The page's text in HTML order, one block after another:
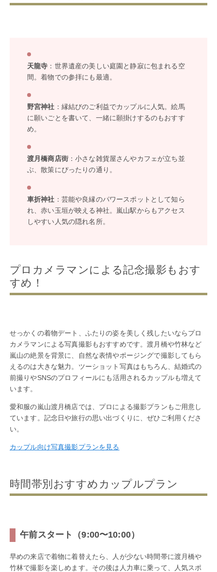
天龍寺 ：世界遺産の美しい庭園と静寂に包まれる空
間。着物での参拝にも最適。
野宮神社 ：縁結びのご利益でカップルに人気。絵馬
に願いごとを書いて、一緒に願掛けするのもおすす
め。
渡月橋商店街：小さな雑貨屋さんやカフェが立ち並
ぶ、散策にぴったりの通り。
車折神社 ：芸能や良縁のパワースポットとして知ら
れ、赤い玉垣が映える神社。嵐山駅からもアクセス
しやすい人気の隠れ名所。
プロカメラマンによる記念撮影もおす
すめ！
せっかくの着物デート、ふたりの姿を美しく残したいならプロ
カメラマンによる写真撮影もおすすめです。渡月橋や竹林など
嵐山の絶景を背景に、自然な表情やポージングで撮影してもら
えるのは大きな魅力。ツーショット写真はもちろん、結婚式の
前撮りやSNSのプロフィールにも活用されるカップルも増えて
います。
愛和服の嵐山渡月橋店では、プロによる撮影プランもご用意し
ています。記念日や旅行の思い出づくりに、ぜひご利用くださ
い。
カップル向け写真撮影プランを見る
時間帯別おすすめカップルプラン
午前スタート（9:00〜10:00）
早めの来店で着物に着替えたら、人が少ない時間帯に渡月橋や
竹林で撮影を楽しめます。その後は人力車に乗って、人気スポ